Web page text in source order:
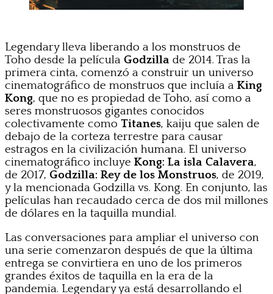
Legendary lleva liberando a los monstruos de
Toho desde la película Godzilla de 2014. Tras la
primera cinta, comenzó a construir un universo
cinematográfico de monstruos que incluía a King
Kong, que no es propiedad de Toho, así como a
seres monstruosos gigantes conocidos
colectivamente como Titanes, kaiju que salen de
debajo de la corteza terrestre para causar
estragos en la civilización humana. El universo
cinematográfico incluye Kong: La isla Calavera,
de 2017, Godzilla: Rey de los Monstruos, de 2019,
y la mencionada Godzilla vs. Kong. En conjunto, las
películas han recaudado cerca de dos mil millones
de dólares en la taquilla mundial.
Las conversaciones para ampliar el universo con
una serie comenzaron después de que la última
entrega se convirtiera en uno de los primeros
grandes éxitos de taquilla en la era de la
pandemia. Legendary ya está desarrollando el